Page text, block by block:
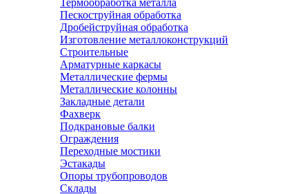
Термообработка металла
Пескоструйная обработка
Дробейструйная обработка
Изготовление металлоконструкций
Строительные
Арматурные каркасы
Металлические фермы
Металлические колонны
Закладные детали
Фахверк
Подкрановые балки
Ограждения
Переходные мостики
Эстакады
Опоры трубопроводов
Склады